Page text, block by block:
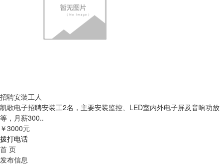
招聘安装工人
凯歌电子招聘安装工2名，主要安装监控、LED室内外电子屏及音响功放
等，月薪300..
￥3000元
拨打电话
首 页
发布信息